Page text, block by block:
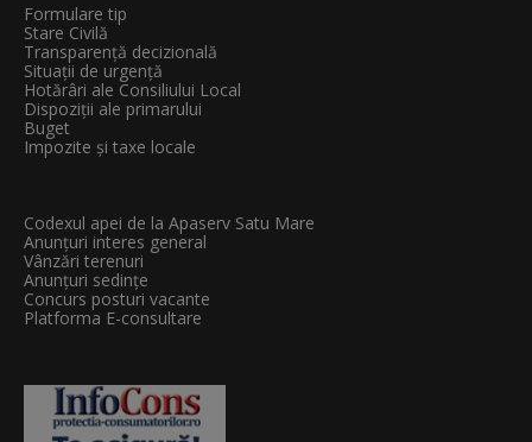
Formulare tip
Stare Civilă
Transparenţă decizională
Situații de urgență
Hotărâri ale Consiliului Local
Dispoziții ale primarului
Buget
Impozite și taxe locale
Codexul apei de la Apaserv Satu Mare
Anunțuri interes general
Vânzări terenuri
Anunțuri sedințe
Concurs posturi vacante
Platforma E-consultare